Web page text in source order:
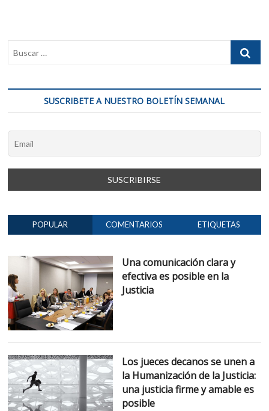
SUSCRIBETE A NUESTRO BOLETÍN SEMANAL
POPULAR COMENTARIOS ETIQUETAS
Una comunicación clara y
efectiva es posible en la
Justicia
Los jueces decanos se unen a
la Humanización de la Justicia:
una justicia firme y amable es
posible